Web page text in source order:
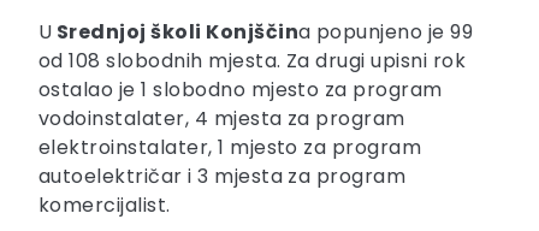
U Srednjoj školi Konjščina popunjeno je 99
od 108 slobodnih mjesta. Za drugi upisni rok
ostalao je 1 slobodno mjesto za program
vodoinstalater, 4 mjesta za program
elektroinstalater, 1 mjesto za program
autoelektričar i 3 mjesta za program
komercijalist.